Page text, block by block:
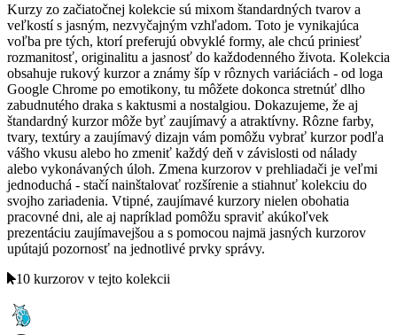
Kurzy zo začiatočnej kolekcie sú mixom štandardných tvarov a
veľkostí s jasným, nezvyčajným vzhľadom. Toto je vynikajúca
voľba pre tých, ktorí preferujú obvyklé formy, ale chcú priniesť
rozmanitosť, originalitu a jasnosť do každodenného života. Kolekcia
obsahuje rukový kurzor a známy šíp v rôznych variáciách - od loga
Google Chrome po emotikony, tu môžete dokonca stretnúť dlho
zabudnutého draka s kaktusmi a nostalgiou. Dokazujeme, že aj
štandardný kurzor môže byť zaujímavý a atraktívny. Rôzne farby,
tvary, textúry a zaujímavý dizajn vám pomôžu vybrať kurzor podľa
vášho vkusu alebo ho zmeniť každý deň v závislosti od nálady
alebo vykonávaných úloh. Zmena kurzorov v prehliadači je veľmi
jednoduchá - stačí nainštalovať rozšírenie a stiahnuť kolekciu do
svojho zariadenia. Vtipné, zaujímavé kurzory nielen obohatia
pracovné dni, ale aj napríklad pomôžu spraviť akúkoľvek
prezentáciu zaujímavejšou a s pomocou najmä jasných kurzorov
upútajú pozornosť na jednotlivé prvky správy.
10 kurzorov v tejto kolekcii